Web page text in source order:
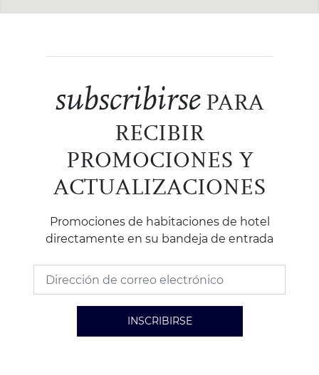
subscribirsePARA
RECIBIR
PROMOCIONES Y
ACTUALIZACIONES
Promociones de habitaciones de hotel
directamente en su bandeja de entrada
INSCRIBIRSE